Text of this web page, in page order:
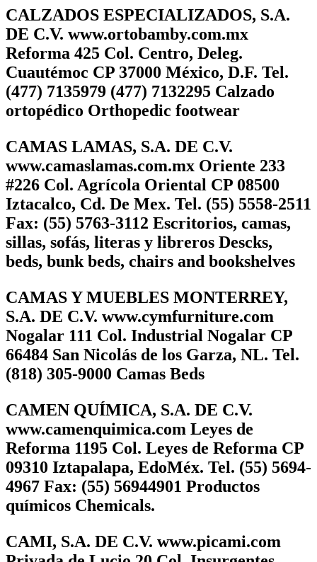
CALZADOS ESPECIALIZADOS, S.A.
DE C.V. www.ortobamby.com.mx
Reforma 425 Col. Centro, Deleg.
Cuautémoc CP 37000 México, D.F. Tel.
(477) 7135979 (477) 7132295 Calzado
ortopédico Orthopedic footwear
CAMAS LAMAS, S.A. DE C.V.
www.camaslamas.com.mx Oriente 233
#226 Col. Agrícola Oriental CP 08500
Iztacalco, Cd. De Mex. Tel. (55) 5558-2511
Fax: (55) 5763-3112 Escritorios, camas,
sillas, sofás, literas y libreros Descks,
beds, bunk beds, chairs and bookshelves
CAMAS Y MUEBLES MONTERREY,
S.A. DE C.V. www.cymfurniture.com
Nogalar 111 Col. Industrial Nogalar CP
66484 San Nicolás de los Garza, NL. Tel.
(818) 305-9000 Camas Beds
CAMEN QUÍMICA, S.A. DE C.V.
www.camenquimica.com Leyes de
Reforma 1195 Col. Leyes de Reforma CP
09310 Iztapalapa, EdoMéx. Tel. (55) 5694-
4967 Fax: (55) 56944901 Productos
químicos Chemicals.
CAMI, S.A. DE C.V. www.picami.com